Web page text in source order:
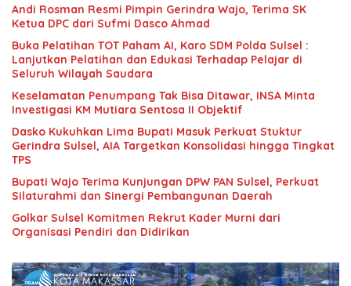
Andi Rosman Resmi Pimpin Gerindra Wajo, Terima SK
Ketua DPC dari Sufmi Dasco Ahmad
Buka Pelatihan TOT Paham AI, Karo SDM Polda Sulsel :
Lanjutkan Pelatihan dan Edukasi Terhadap Pelajar di
Seluruh Wilayah Saudara
Keselamatan Penumpang Tak Bisa Ditawar, INSA Minta
Investigasi KM Mutiara Sentosa II Objektif
Dasko Kukuhkan Lima Bupati Masuk Perkuat Stuktur
Gerindra Sulsel, AIA Targetkan Konsolidasi hingga Tingkat
TPS
Bupati Wajo Terima Kunjungan DPW PAN Sulsel, Perkuat
Silaturahmi dan Sinergi Pembangunan Daerah
Golkar Sulsel Komitmen Rekrut Kader Murni dari
Organisasi Pendiri dan Didirikan